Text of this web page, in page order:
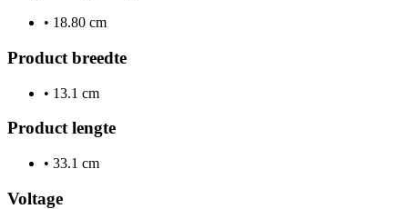
• 18.80 cm
Product breedte
• 13.1 cm
Product lengte
• 33.1 cm
Voltage